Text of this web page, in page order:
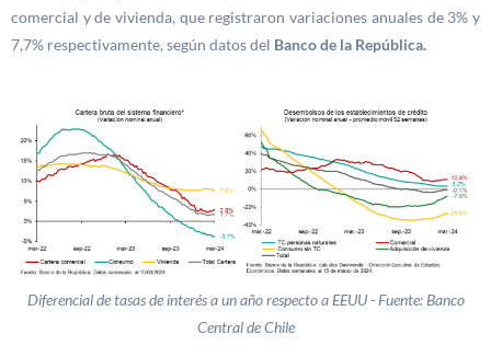
comercial y de vivienda, que registraron variaciones anuales de 3% y
7,7% respectivamente, según datos del Banco de la República.
Diferencial de tasas de interés a un año respecto a EEUU - Fuente: Banco
Central de Chile